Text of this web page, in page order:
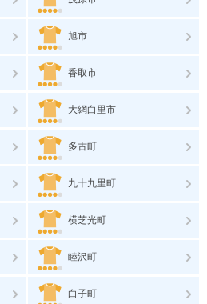
旭市
香取市
大網白里市
多古町
九十九里町
横芝光町
睦沢町
白子町